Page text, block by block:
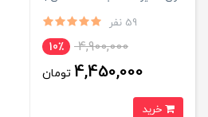
59 نفر
4,900,000 10٪
4,450,000 تومان